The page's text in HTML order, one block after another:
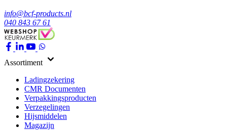
info@bcf-products.nl
040 843 67 61
Assortiment
Ladingzekering
CMR Documenten
Verpakkingsproducten
Verzegelingen
Hijsmiddelen
Magazijn